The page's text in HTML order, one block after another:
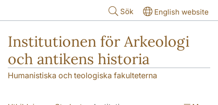
Sök English website
Institutionen för Arkeologi
och antikens historia
Humanistiska och teologiska fakulteterna